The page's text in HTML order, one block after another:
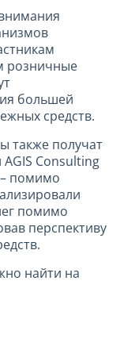
розничные
большей
средств.
также получат
Consulting
помимо
помимо
перспективу
найти на